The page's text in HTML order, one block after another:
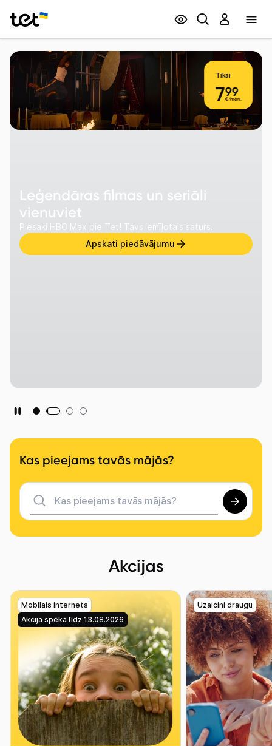
Privātpersonām Biznesam
Apskati piedāvājumu
Izmēģini 14 dienas bez līgumsoda!
Leģendāras filmas un seriāli
vienuviet
Piesaki HBO Max pie Tet! Tavs iemīļotais saturs.
Apskati piedāvājumu
Kas pieejams tavās mājās?
Akcijas